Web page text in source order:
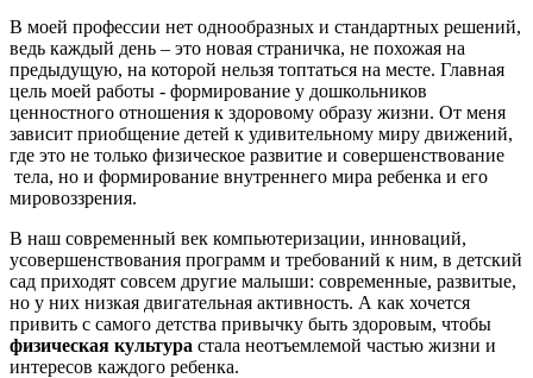
В моей профессии нет однообразных и стандартных решений,
ведь каждый день – это новая страничка, не похожая на
предыдущую, на которой нельзя топтаться на месте. Главная
цель моей работы - формирование у дошкольников
ценностного отношения к здоровому образу жизни. От меня
зависит приобщение детей к удивительному миру движений,
где это не только физическое развитие и совершенствование
тела, но и формирование внутреннего мира ребенка и его
мировоззрения.
В наш современный век компьютеризации, инноваций,
усовершенствования программ и требований к ним, в детский
сад приходят совсем другие малыши: современные, развитые,
но у них низкая двигательная активность. А как хочется
привить с самого детства привычку быть здоровым, чтобы
физическая культура стала неотъемлемой частью жизни и
интересов каждого ребенка.